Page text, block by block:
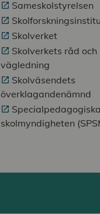
Sameskolstyrelsen
Skolverket
Skolverkets råd och
vägledning
Skolväsendets
överklagandenämnd
Specialpedagogiska
skolmyndigheten